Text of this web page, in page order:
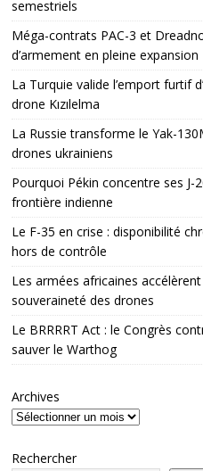
semestriels
Méga-contrats PAC-3 et
d’armement en pleine expansion
La Turquie valide l’emport furtif
drone Kızılelma
La Russie transforme le Yak-
drones ukrainiens
Pourquoi Pékin concentre ses J-
frontière indienne
Le F-35 en crise : disponibilité
hors de contrôle
Les armées africaines
souveraineté des drones
Le BRRRRT Act : le Congrès
sauver le Warthog
Archives
Rechercher